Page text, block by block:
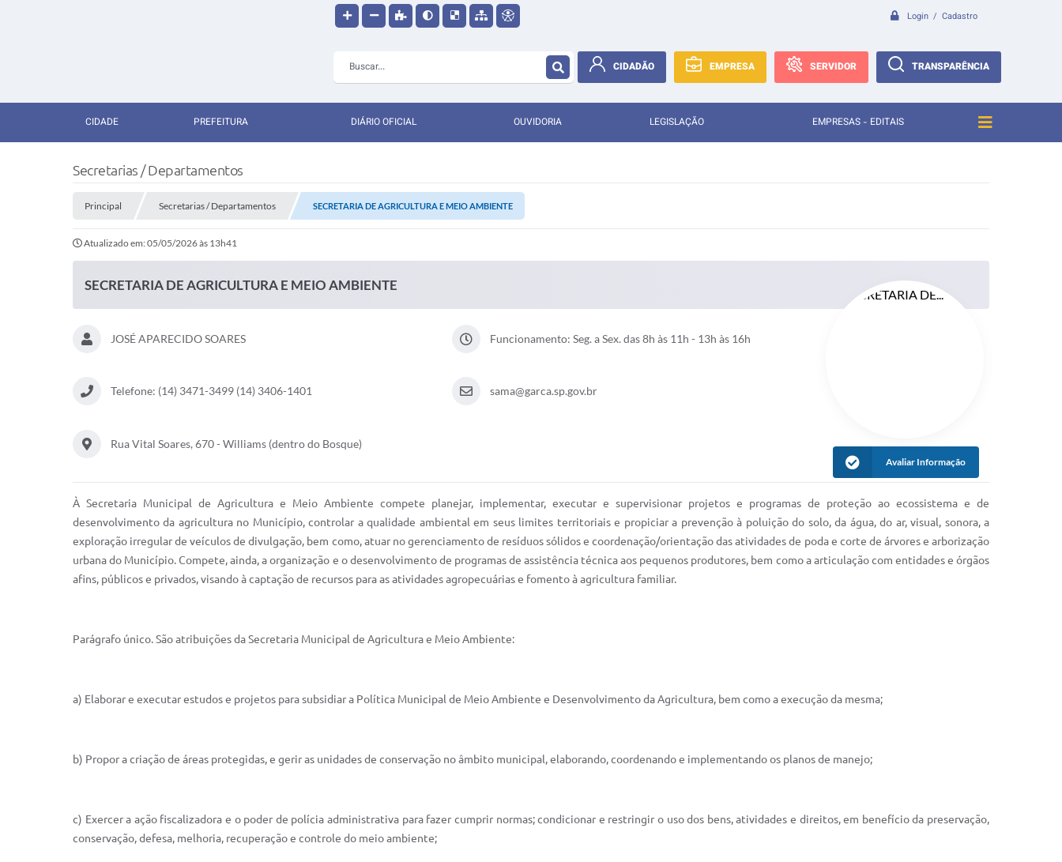
Login / Cadastro
CIDADÃO EMPRESA SERVIDOR TRANSPARÊNCIA
CIDADE PREFEITURA DIÁRIO OFICIAL OUVIDORIA LEGISLAÇÃO EMPRESAS - EDITAIS
Secretarias / Departamentos
Principal Secretarias / Departamentos SECRETARIA DE AGRICULTURA E MEIO AMBIENTE
Atualizado em: 05/05/2026 às 13h41
SECRETARIA DE AGRICULTURA E MEIO AMBIENTE
JOSÉ APARECIDO SOARES Funcionamento: Seg. a Sex. das 8h às 11h - 13h às 16h
Telefone: (14) 3471-3499 (14) 3406-1401 sama@garca.sp.gov.br
Rua Vital Soares, 670 - Williams (dentro do Bosque)
Avaliar Informação
À Secretaria Municipal de Agricultura e Meio Ambiente compete planejar, implementar, executar e supervisionar projetos e programas de proteção ao ecossistema e de
desenvolvimento da agricultura no Município, controlar a qualidade ambiental em seus limites territoriais e propiciar a prevenção à poluição do solo, da água, do ar, visual, sonora, a
exploração irregular de veículos de divulgação, bem como, atuar no gerenciamento de resíduos sólidos e coordenação/orientação das atividades de poda e corte de árvores e arborização
urbana do Município. Compete, ainda, a organização e o desenvolvimento de programas de assistência técnica aos pequenos produtores, bem como a articulação com entidades e órgãos
afins, públicos e privados, visando à captação de recursos para as atividades agropecuárias e fomento à agricultura familiar.
Parágrafo único. São atribuições da Secretaria Municipal de Agricultura e Meio Ambiente:
a) Elaborar e executar estudos e projetos para subsidiar a Política Municipal de Meio Ambiente e Desenvolvimento da Agricultura, bem como a execução da mesma;
b) Propor a criação de áreas protegidas, e gerir as unidades de conservação no âmbito municipal, elaborando, coordenando e implementando os planos de manejo;
c) Exercer a ação fiscalizadora e o poder de polícia administrativa para fazer cumprir normas; condicionar e restringir o uso dos bens, atividades e direitos, em benefício da preservação,
conservação, defesa, melhoria, recuperação e controle do meio ambiente;